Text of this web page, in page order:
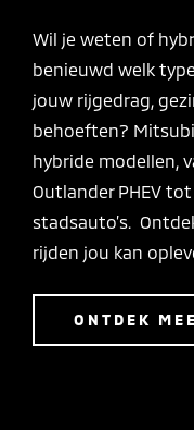
Wil je weten of
benieuwd welk
jouw rijgedrag,
behoeften?
hybride modellen,
Outlander PHEV
stadsauto’s.
rijden jou kan
ONTDEK